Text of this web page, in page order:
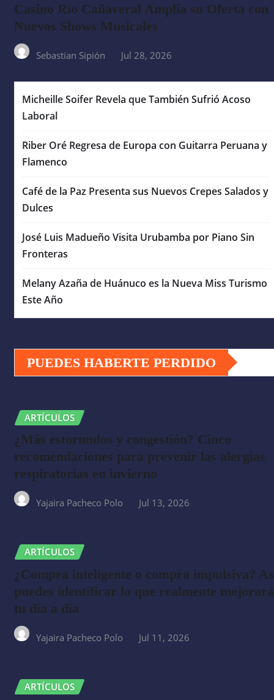
Casino Río Cañaveral Amplía su Oferta con
Nuevos Shows Musicales
Sebastian Sipión Jul 28, 2026
Micheille Soifer Revela que También Sufrió Acoso
Laboral
Riber Oré Regresa de Europa con Guitarra Peruana y
Flamenco
Café de la Paz Presenta sus Nuevos Crepes Salados y
Dulces
José Luis Madueño Visita Urubamba por Piano Sin
Fronteras
Melany Azaña de Huánuco es la Nueva Miss Turismo
Este Año
PUEDES HABERTE PERDIDO
ARTÍCULOS
¿Más estornudos y congestión? Cinco
recomendaciones para prevenir las alergias
respiratorias en invierno
Yajaira Pacheco Polo Jul 13, 2026
ARTÍCULOS
¿Compra inteligente o compra impulsiva?
puedes identificar lo que realmente mejorará
tu día a día
Yajaira Pacheco Polo Jul 11, 2026
ARTÍCULOS